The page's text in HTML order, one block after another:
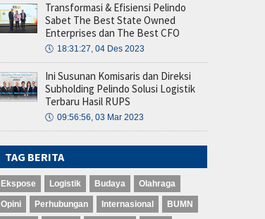
Transformasi & Efisiensi Pelindo
Sabet The Best State Owned
Enterprises dan The Best CFO
🕔 18:31:27, 04 Des 2023
Ini Susunan Komisaris dan Direksi
Subholding Pelindo Solusi Logistik
Terbaru Hasil RUPS
🕔 09:56:56, 03 Mar 2023
TAG BERITA
Ekspose Logistik Budaya Olahraga
Opini Perhubungan Internasional BUMN